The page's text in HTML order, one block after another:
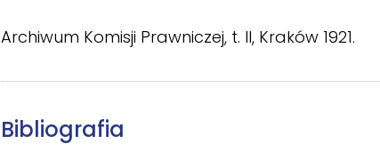
Archiwum Komisji Prawniczej, t. II, Kraków 1921.
Bibliografia